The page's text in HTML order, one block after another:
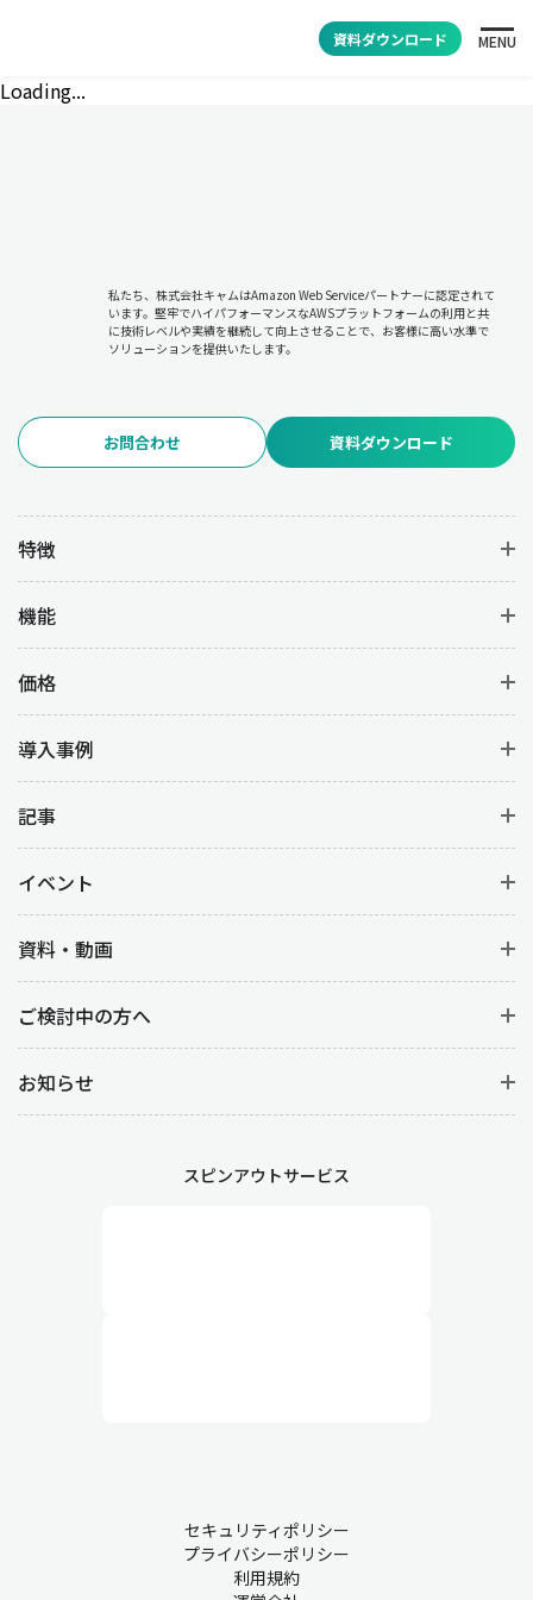
資料ダウンロード MENU
Loading...
私たち、株式会社キャムはAmazon Web Serviceパートナーに認定されて
います。堅牢でハイパフォーマンスなAWSプラットフォームの利用と共
に技術レベルや実績を継続して向上させることで、お客様に高い水準で
ソリューションを提供いたします。
お問合わせ 資料ダウンロード
特徴
機能
価格
導入事例
記事
イベント
資料・動画
ご検討中の方へ
お知らせ
スピンアウトサービス
セキュリティポリシー
プライバシーポリシー
利用規約